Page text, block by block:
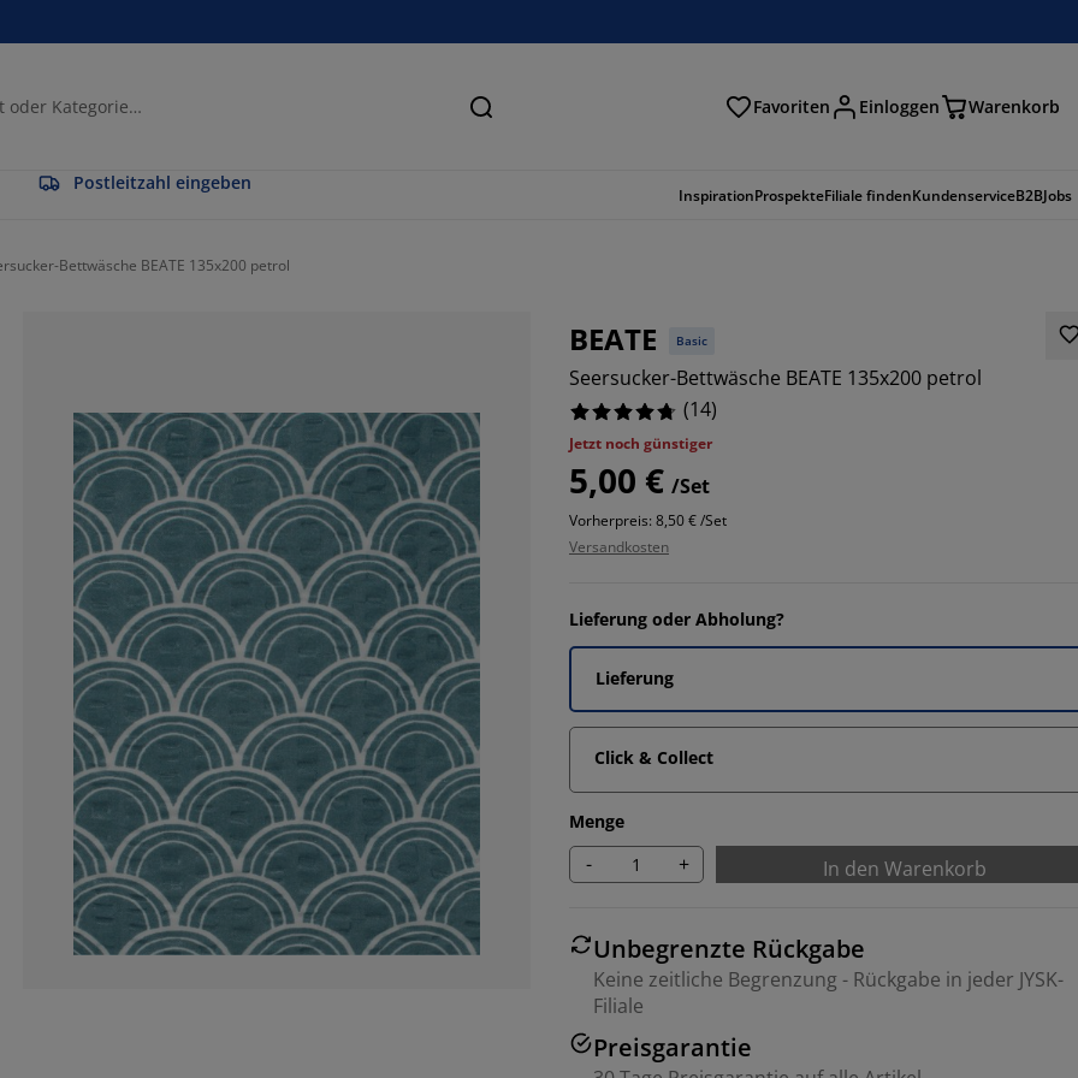
Suchen Favoriten Einloggen Warenkorb
Postleitzahl eingeben
InspirationProspekteFiliale findenKundenserviceB2BJobs
Bettwäsche BEATE 135x200 petrol
BEATE Basic
Seersucker-Bettwäsche BEATE 135x200 petrol
(14)
Jetzt noch günstiger
5,00 € /Set
Vorherpreis: 8,50 € /Set
Versandkosten
Lieferung oder Abholung?
Lieferung
Click & Collect
Menge
- + In den Warenkorb
Unbegrenzte Rückgabe
Keine zeitliche Begrenzung - Rückgabe in jeder JYSK-
Filiale
Preisgarantie
78.57142857142857%
14.285714285714285%
7.142857142857142%